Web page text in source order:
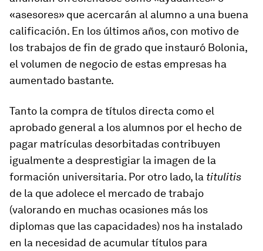
«asesores» que acercarán al alumno a una buena
calificación. En los últimos años, con motivo de
los trabajos de fin de grado que instauró Bolonia,
el volumen de negocio de estas empresas ha
aumentado bastante.
Tanto la compra de títulos directa como el
aprobado general a los alumnos por el hecho de
pagar matrículas desorbitadas contribuyen
igualmente a desprestigiar la imagen de la
formación universitaria. Por otro lado, la titulitis
de la que adolece el mercado de trabajo
(valorando en muchas ocasiones más los
diplomas que las capacidades) nos ha instalado
en la necesidad de acumular títulos para